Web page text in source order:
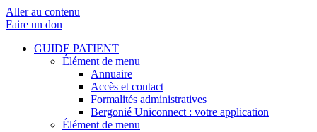
Aller au contenu
Faire un don
GUIDE PATIENT
Élément de menu
Annuaire
Accès et contact
Formalités administratives
Bergonié Uniconnect : votre application
Élément de menu